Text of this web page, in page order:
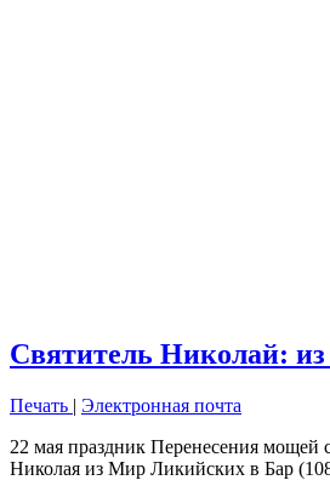
Святитель Николай:
Печать | Электронная почта
22 мая праздник Перенесения мощей
Николая из Мир Ликийских в Бар